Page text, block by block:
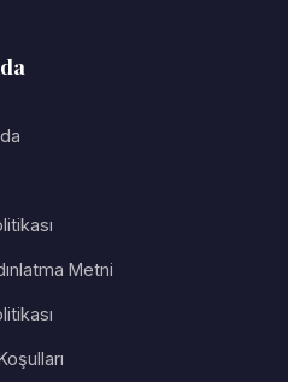
Metni